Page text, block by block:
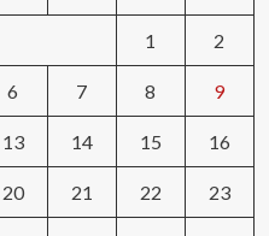
1 2
6 7 8 9
13 14 15 16
20 21 22 23